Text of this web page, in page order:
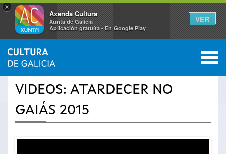
×
Axenda Cultura
Xunta de Galicia
Aplicación gratuíta - En Google Play
VER
Vostede
aquí
INICIO › ACTUALIDADE 0
VIDEOS: ATARDECER NO
GAIÁS 2015